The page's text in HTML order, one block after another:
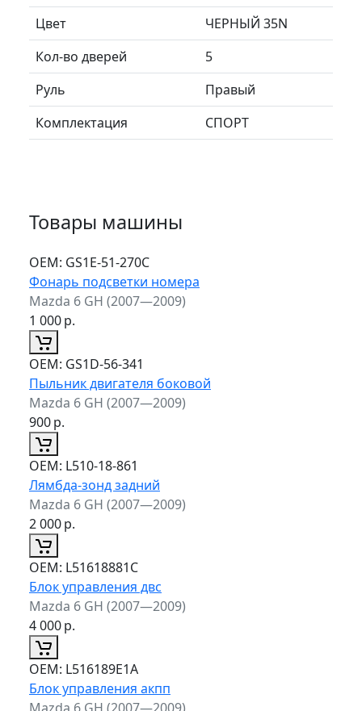
Цвет
ЧЕРНЫЙ 35N
Кол-во дверей
5
Руль
Правый
Комплектация
СПОРТ
Товары машины
ОЕМ: GS1E-51-270C
Фонарь подсветки номера
Mazda 6 GH (2007—2009)
1 000р.
ОЕМ: GS1D-56-341
Пыльник двигателя боковой
Mazda 6 GH (2007—2009)
900р.
ОЕМ: L510-18-861
Лямбда-зонд задний
Mazda 6 GH (2007—2009)
2 000р.
ОЕМ: L51618881C
Блок управления двс
Mazda 6 GH (2007—2009)
4 000р.
ОЕМ: L516189E1A
Блок управления акпп